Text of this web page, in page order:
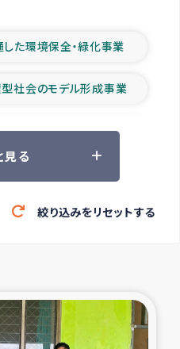
た環境保全・緑化事業
社会のモデル形成事業
加者の声
援の時代
豪雨緊急支援
水被災者支援
見る
絞り込みをリセットする